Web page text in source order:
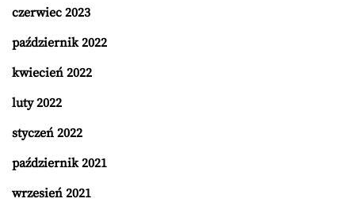
czerwiec 2023
październik 2022
kwiecień 2022
luty 2022
styczeń 2022
październik 2021
wrzesień 2021